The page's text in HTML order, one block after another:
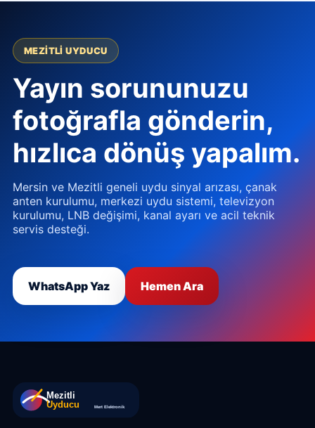
MEZITLI UYDUCU
Yayın sorununuzu
fotoğrafla gönderin,
hızlıca dönüş yapalım.
Mersin ve Mezitli geneli uydu sinyal arızası, çanak
anten kurulumu, merkezi uydu sistemi, televizyon
kurulumu, LNB değişimi, kanal ayarı ve acil teknik
servis desteği.
WhatsApp Yaz Hemen Ara